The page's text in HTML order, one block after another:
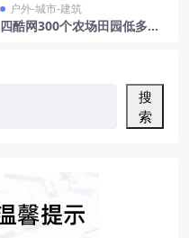
户外-城市-建筑
四酷网300个农场田园低多边
搜
索